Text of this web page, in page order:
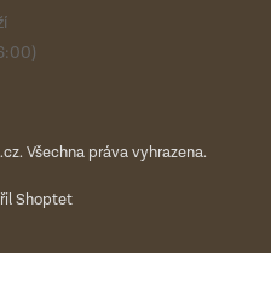
Shoptet
. Všechna práva vyhrazena.